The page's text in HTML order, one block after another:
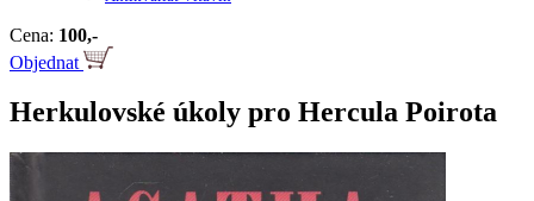
Cena: 100,-
Objednat
Herkulovské úkoly pro Hercula Poirota